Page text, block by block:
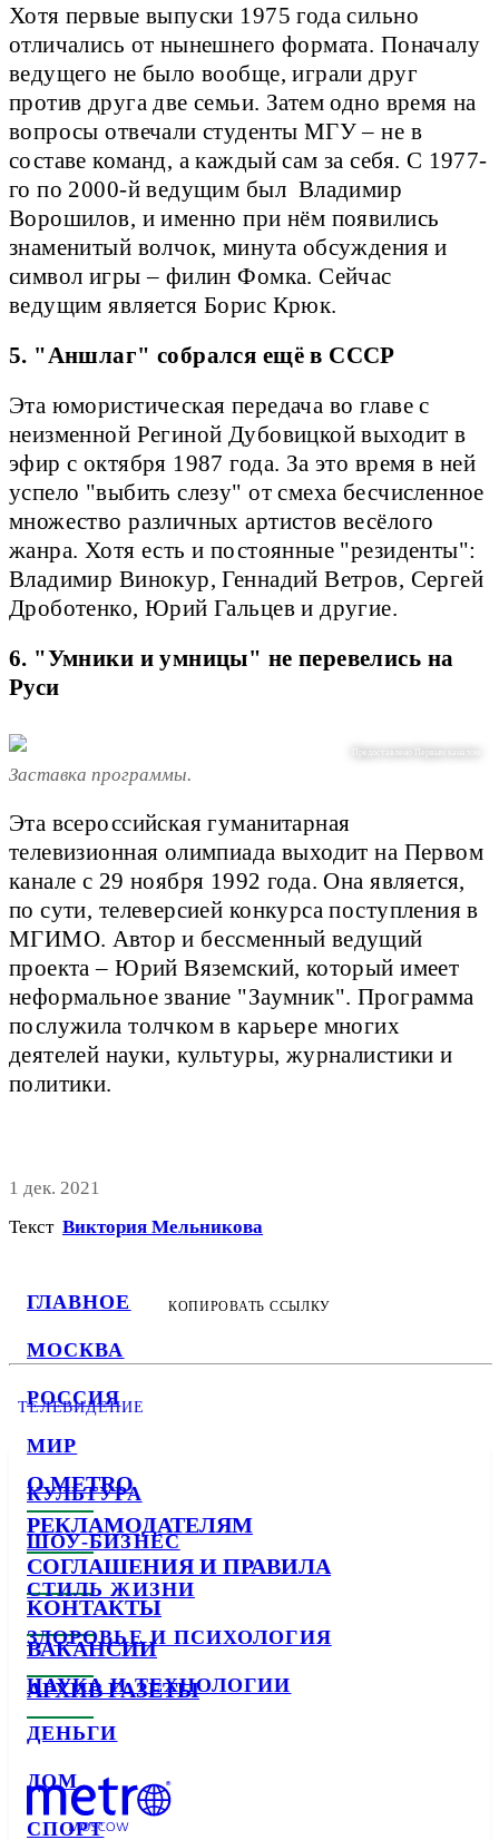
ГЛАВНОЕ
МОСКВА
РОССИЯ
МИР
КУЛЬТУРА
ШОУ-БИЗНЕС
СТИЛЬ ЖИЗНИ
ЗДОРОВЬЕ И ПСИХОЛОГИЯ
НАУКА И ТЕХНОЛОГИИ
ДЕНЬГИ
ДОМ
СПОРТ
Хотя первые выпуски 1975 года сильно
отличались от нынешнего формата. Поначалу
ведущего не было вообще, играли друг
против друга две семьи. Затем одно время на
вопросы отвечали студенты МГУ – не в
составе команд, а каждый сам за себя. С 1977-
го по 2000-й ведущим был Владимир
Ворошилов, и именно при нём появились
знаменитый волчок, минута обсуждения и
символ игры – филин Фомка. Сейчас
ведущим является Борис Крюк.
5. "Аншлаг" собрался ещё в СССР
Эта юмористическая передача во главе с
неизменной Региной Дубовицкой выходит в
эфир с октября 1987 года. За это время в ней
успело "выбить слезу" от смеха бесчисленное
множество различных артистов весёлого
жанра. Хотя есть и постоянные "резиденты":
Владимир Винокур, Геннадий Ветров, Сергей
Дроботенко, Юрий Гальцев и другие.
6. "Умники и умницы" не перевелись на
Руси
Предоставлено Первым каналом
Заставка программы.
Эта всероссийская гуманитарная
телевизионная олимпиада выходит на Первом
канале с 29 ноября 1992 года. Она является,
по сути, телеверсией конкурса поступления в
МГИМО. Автор и бессменный ведущий
проекта – Юрий Вяземский, который имеет
неформальное звание "Заумник". Программа
послужила толчком в карьере многих
деятелей науки, культуры, журналистики и
политики.
1 дек. 2021
Текст Виктория Мельникова
КОПИРОВАТЬ ССЫЛКУ
ТЕЛЕВИДЕНИЕ
О METRO
РЕКЛАМОДАТЕЛЯМ
СОГЛАШЕНИЯ И ПРАВИЛА
КОНТАКТЫ
ВАКАНСИИ
АРХИВ ГАЗЕТЫ